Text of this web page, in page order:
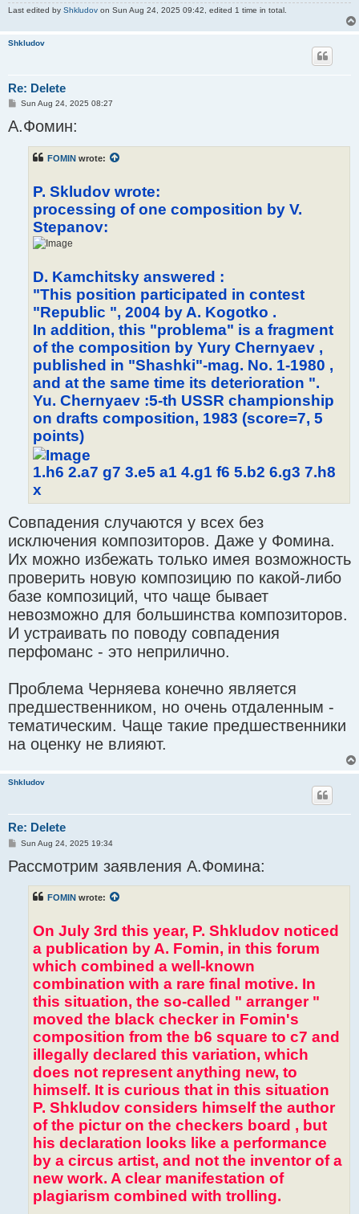
Last edited by Shkludov on Sun Aug 24, 2025 09:42, edited 1 time in total.
Shkludov
Re: Delete
P
t
Sun Aug 24, 2025 08:27
А.Фомин:
FOMIN wrote:
P. Skludov wrote:
processing of one composition by V.
Stepanov:
D. Kamchitsky answered :
"This position participated in contest
"Republic ", 2004 by A. Kogotko .
In addition, this "problema" is a fragment
of the composition by Yury Chernyaev ,
published in "Shashki"-mag. No. 1-1980 ,
and at the same time its deterioration ".
Yu. Chernyaev :5-th USSR championship
on drafts composition, 1983 (score=7, 5
points)
1.h6 2.a7 g7 3.e5 a1 4.g1 f6 5.b2 6.g3 7.h8
x
Совпадения случаются у всех без
исключения композиторов. Даже у Фомина.
Их можно избежать только имея возможность
проверить новую композицию по какой-либо
базе композиций, что чаще бывает
невозможно для большинства композиторов.
И устраивать по поводу совпадения
перфоманс - это неприлично.
Проблема Черняева конечно является
предшественником, но очень отдаленным -
тематическим. Чаще такие предшественники
на оценку не влияют.
Shkludov
Re: Delete
P
s
t
Sun Aug 24, 2025 19:34
Рассмотрим заявления А.Фомина:
FOMIN wrote:
On July 3rd this year, P. Shkludov noticed
a publication by A. Fomin, in this forum
which combined a well-known
combination with a rare final motive. In
this situation, the so-called " arranger "
moved the black checker in Fomin's
composition from the b6 square to c7 and
illegally declared this variation, which
does not represent anything new, to
himself. It is curious that in this situation
P. Shkludov considers himself the author
of the pictur on the checkers board , but
his declaration looks like a performance
by a circus artist, and not the inventor of a
new work. A clear manifestation of
plagiarism combined with trolling.